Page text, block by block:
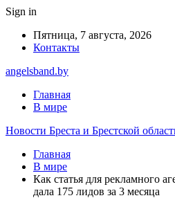
Sign in
Пятница, 7 августа, 2026
Контакты
angelsband.by
Главная
В мире
Новости Бреста и Брестской
Главная
В мире
Как статья для рекламного
дала 175 лидов за 3 месяца